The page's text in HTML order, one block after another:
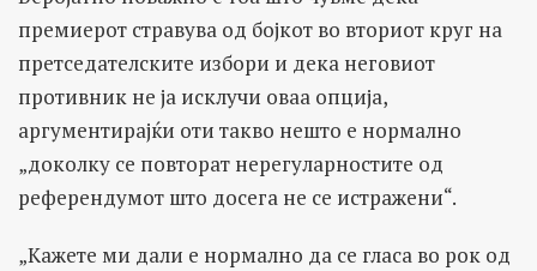
премиерот стравува од бојкот во вториот круг на
претседателските избори и дека неговиот
противник не ја исклучи оваа опција,
аргументирајќи оти такво нешто е нормално
„доколку се повторат нерегуларностите од
референдумот што досега не се истражени“.
„Кажете ми дали е нормално да се гласа во рок од